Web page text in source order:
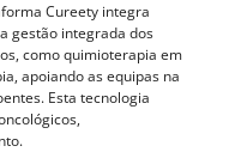
Cureety integra
gestão integrada dos
como quimioterapia em
apoiando as equipas na
Esta tecnologia